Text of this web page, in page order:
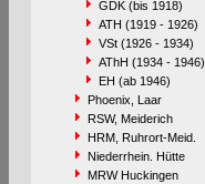
GDK (bis 1918)
ATH (1919 - 1926)
VSt (1926 - 1934)
AThH (1934 - 1946)
EH (ab 1946)
Phoenix, Laar
RSW, Meiderich
HRM, Ruhrort-Meid.
Niederrhein. Hütte
MRW Huckingen